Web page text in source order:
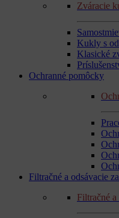
Zváracie
Kukly s
Klasické
Ochranné pomôcky
Filtračné a odsávacie
Filtračné a